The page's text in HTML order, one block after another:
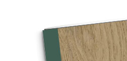
COLLEZIONI